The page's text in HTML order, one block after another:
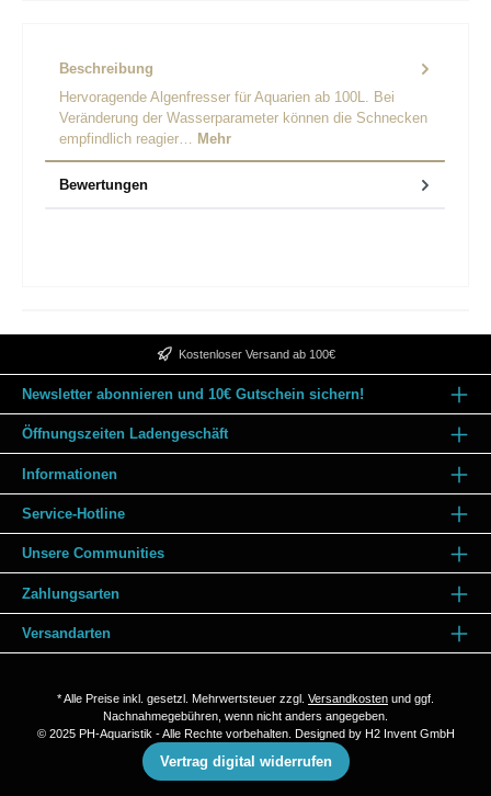
Beschreibung
Hervoragende Algenfresser für Aquarien ab 100L. Bei
Veränderung der Wasserparameter können die Schnecken
empfindlich reagier…
Mehr
Bewertungen
Kostenloser Versand ab 100€
Newsletter abonnieren und 10€ Gutschein sichern!
Öffnungszeiten Ladengeschäft
Informationen
Service-Hotline
Unsere Communities
Zahlungsarten
Versandarten
* Alle Preise inkl. gesetzl. Mehrwertsteuer zzgl. Versandkosten und ggf.
Nachnahmegebühren, wenn nicht anders angegeben.
© 2025 PH-Aquaristik - Alle Rechte vorbehalten. Designed by H2 Invent GmbH
Vertrag digital widerrufen